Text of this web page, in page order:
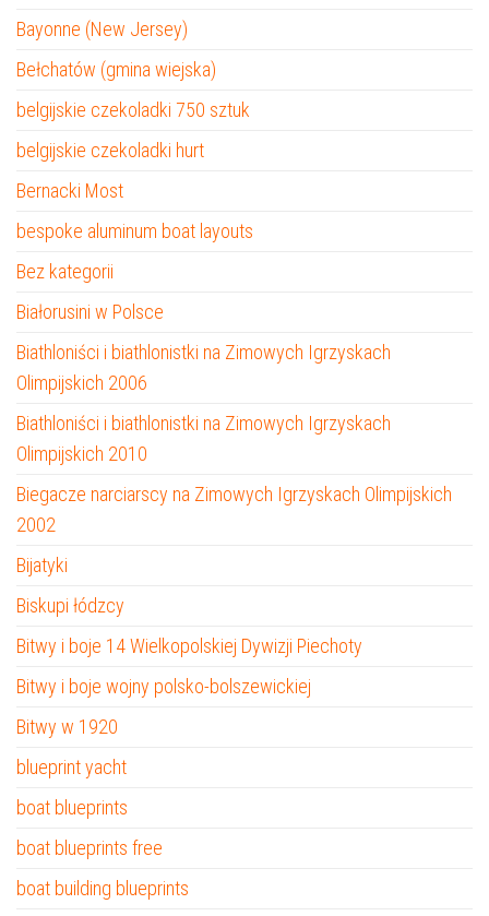
Bayonne (New Jersey)
Bełchatów (gmina wiejska)
belgijskie czekoladki 750 sztuk
belgijskie czekoladki hurt
Bernacki Most
bespoke aluminum boat layouts
Bez kategorii
Białorusini w Polsce
Biathloniści i biathlonistki na Zimowych Igrzyskach
Olimpijskich 2006
Biathloniści i biathlonistki na Zimowych Igrzyskach
Olimpijskich 2010
Biegacze narciarscy na Zimowych Igrzyskach Olimpijskich
2002
Bijatyki
Biskupi łódzcy
Bitwy i boje 14 Wielkopolskiej Dywizji Piechoty
Bitwy i boje wojny polsko-bolszewickiej
Bitwy w 1920
blueprint yacht
boat blueprints
boat blueprints free
boat building blueprints